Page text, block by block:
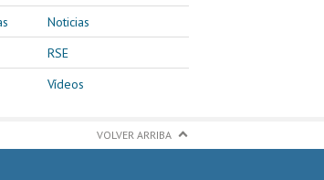
Noticias
RSE
Vídeos
VOLVER ARRIBA